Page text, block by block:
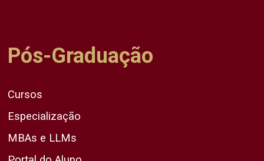
Pós-Graduação
Cursos
Especialização
MBAs e LLMs